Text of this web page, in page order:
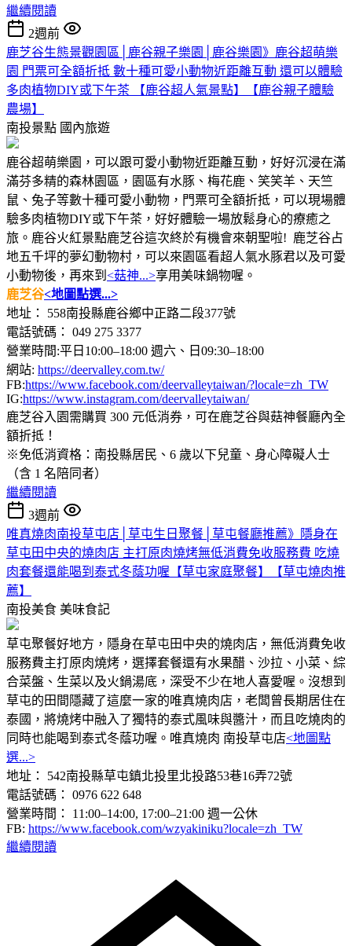
繼續閱讀
2週前
鹿芝谷生態景觀園區│鹿谷親子樂園│鹿谷樂園》鹿谷超萌樂
園 門票可全額折抵 數十種可愛小動物近距離互動 還可以體驗
多肉植物DIY或下午茶 【鹿谷超人氣景點】【鹿谷親子體驗
農場】
南投景點 國內旅遊
鹿谷超萌樂園，可以跟可愛小動物近距離互動，好好沉浸在滿
滿芬多精的森林園區，園區有水豚、梅花鹿、笑笑羊、天竺
鼠、兔子等數十種可愛小動物，門票可全額折抵，可以現場體
驗多肉植物DIY或下午茶，好好體驗一場放鬆身心的療癒之
旅。鹿谷火紅景點鹿芝谷這次終於有機會來朝聖啦! 鹿芝谷占
地五千坪的夢幻動物村，可以來園區看超人氣水豚君以及可愛
小動物後，再來到 <菇神...>享用美味鍋物喔。
鹿芝谷<地圖點選...>
地址： 558南投縣鹿谷鄉中正路二段377號
電話號碼： 049 275 3377
營業時間:平日10:00–18:00 週六、日09:30–18:00
網站: https://deervalley.com.tw/
FB:https://www.facebook.com/deervalleytaiwan/?locale=zh_TW
IG:https://www.instagram.com/deervalleytaiwan/
鹿芝谷入園需購買 300 元低消券，可在鹿芝谷與菇神餐廳內全
額折抵！
※免低消資格：南投縣居民、6 歲以下兒童、身心障礙人士
（含 1 名陪同者）
繼續閱讀
3週前
唯真燒肉南投草屯店│草屯生日聚餐│草屯餐廳推薦》隱身在
草屯田中央的燒肉店 主打原肉燒烤無低消費免收服務費 吃燒
肉套餐還能喝到泰式冬蔭功喔【草屯家庭聚餐】【草屯燒肉推
薦】
南投美食 美味食記
草屯聚餐好地方，隱身在草屯田中央的燒肉店，無低消費免收
服務費主打原肉燒烤，選擇套餐還有水果醋、沙拉、小菜、綜
合菜盤、生菜以及火鍋湯底，深受不少在地人喜愛喔。沒想到
草屯的田間隱藏了這麼一家的唯真燒肉店，老闆曾長期居住在
泰國，將燒烤中融入了獨特的泰式風味與醬汁，而且吃燒肉的
同時也能喝到泰式冬蔭功喔。唯真燒肉 南投草屯店<地圖點
選...>
地址： 542南投縣草屯鎮北投里北投路53巷16弄72號
電話號碼： 0976 622 648
營業時間： 11:00–14:00, 17:00–21:00 週一公休
FB: https://www.facebook.com/wzyakiniku?locale=zh_TW
繼續閱讀